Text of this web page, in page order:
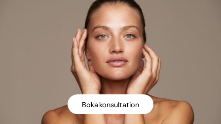
Boka konsultation